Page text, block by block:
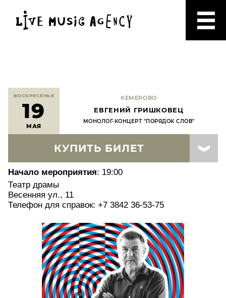
ВОСКРЕСЕНЬЕ
19
МАЯ
КЕМЕРОВО
ЕВГЕНИЙ ГРИШКОВЕЦ
МОНОЛОГ-КОНЦЕРТ "ПОРЯДОК СЛОВ"
КУПИТЬ БИЛЕТ
Начало мероприятия: 19:00
Театр драмы
Весенняя ул., 11
Телефон для справок: +7 3842 36-53-75